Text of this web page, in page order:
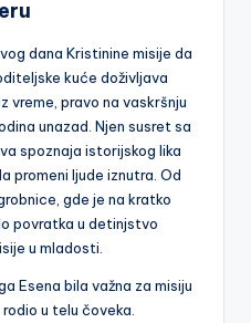
dana Kristinine misije da
kuće doživljava
vreme, pravo na vaskršnju
unazad. Njen susret sa
spoznaja istorijskog lika
promeni ljude iznutra. Od
gde je na kratko
povratka u detinjstvo
u mladosti.
Esena bila važna za misiju
u telu čoveka.